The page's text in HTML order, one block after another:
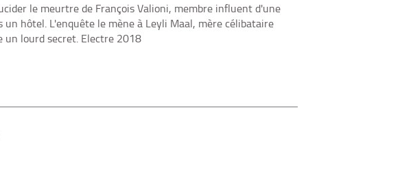
le meurtre de François Valioni, membre influent d'une
hôtel. L'enquête le mène à Leyli Maal, mère célibataire
un lourd secret. ­Electre 2018